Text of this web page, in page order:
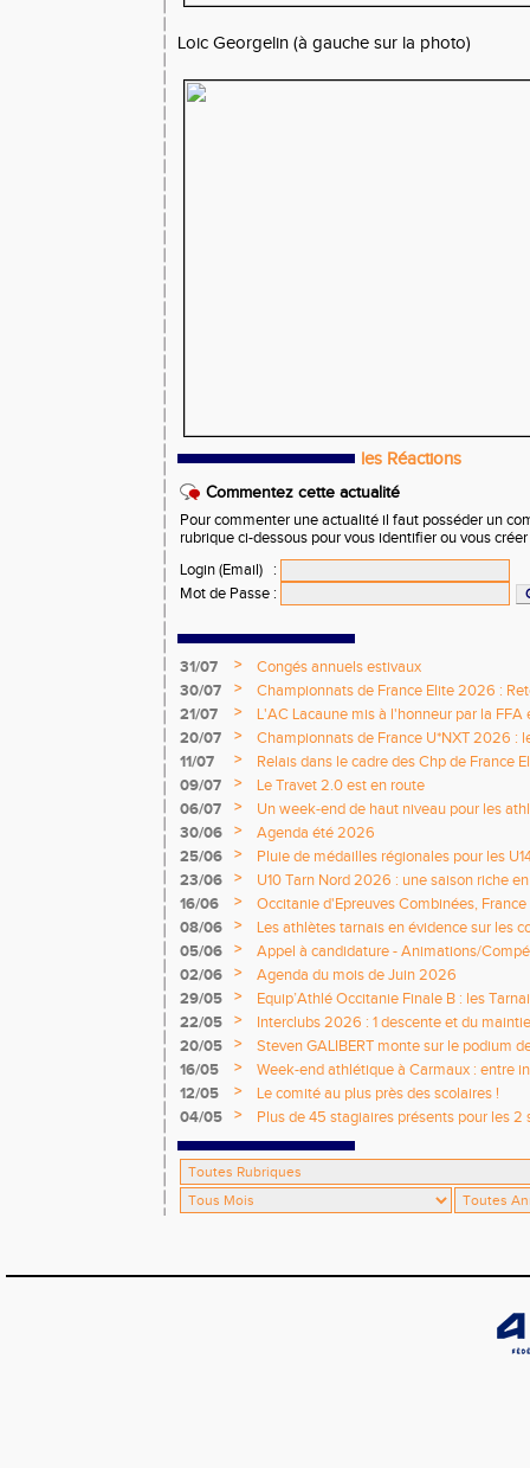
Loic Georgelin (à gauche sur la photo)
les Réactions
Commentez cette actualité
Pour commenter une actualité il faut posséder un
rubrique ci-dessous pour vous identifier ou vous
Login (Email)
:
Mot de Passe :
31/07 >
Congés annuels estivaux
30/07
>
Championnats de France Elite 2026 :
21/07
>
L'AC Lacaune mis à l'honneur par la
20/07
>
Championnats de France U*NXT 2026 :
titres nationaux !
11/07 >
Relais dans le cadre des Chp de France
09/07
>
Le Travet 2.0 est en route
06/07
>
Un week-end de haut niveau pour les
nationale
30/06 >
Agenda été 2026
25/06
>
Pluie de médailles régionales pour les
23/06
>
U10 Tarn Nord 2026 : une saison riche
émotions
16/06 >
Occitanie d'Epreuves Combinées,
National de Castres
08/06 >
Les athlètes tarnais en évidence sur les
05/06
>
Appel à candidature - Animations/
2026 / 2027
02/06 >
Agenda du mois de Juin 2026
29/05
>
Equip’Athlé Occitanie Finale B : les
22/05
>
Interclubs 2026 : 1 descente et du
20/05
>
Steven GALIBERT monte sur le podium
16/05
>
Week-end athlétique à Carmaux : entre
départementaux jeunes
12/05 >
Le comité au plus près des scolaires !
04/05
>
Plus de 45 stagiaires présents pour les 2